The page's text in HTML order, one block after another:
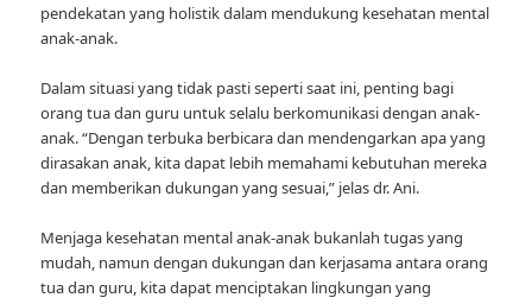
pendekatan yang holistik dalam mendukung kesehatan mental
anak-anak.
Dalam situasi yang tidak pasti seperti saat ini, penting bagi
orang tua dan guru untuk selalu berkomunikasi dengan anak-
anak. “Dengan terbuka berbicara dan mendengarkan apa yang
dirasakan anak, kita dapat lebih memahami kebutuhan mereka
dan memberikan dukungan yang sesuai,” jelas dr. Ani.
Menjaga kesehatan mental anak-anak bukanlah tugas yang
mudah, namun dengan dukungan dan kerjasama antara orang
tua dan guru, kita dapat menciptakan lingkungan yang